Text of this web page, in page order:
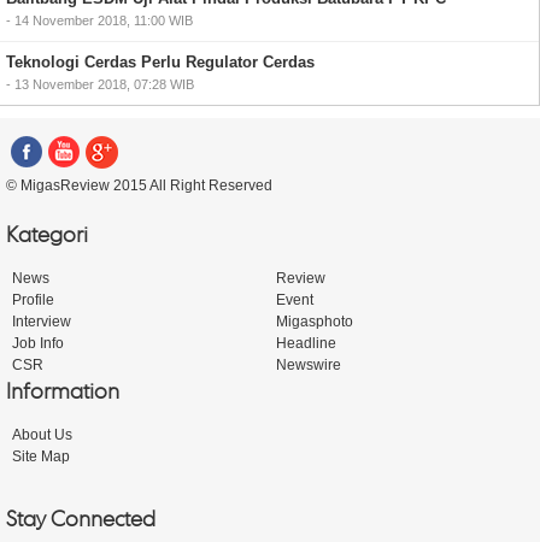
- 14 November 2018, 11:00 WIB
Teknologi Cerdas Perlu Regulator Cerdas
- 13 November 2018, 07:28 WIB
© MigasReview 2015 All Right Reserved
Kategori
News
Review
Profile
Event
Interview
Migasphoto
Job Info
Headline
CSR
Newswire
Information
About Us
Site Map
Stay Connected